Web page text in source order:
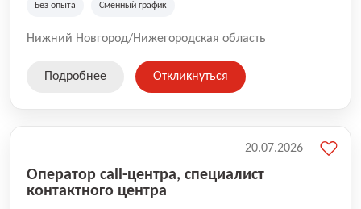
Без опыта Сменный график
Нижний Новгород/Нижегородская область
Подробнее Откликнуться
Оператор call-центра, специалист
контактного центра
20.07.2026